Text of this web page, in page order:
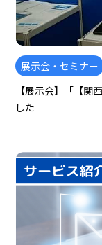
展示会・セミナー
【展示会】「【関
した